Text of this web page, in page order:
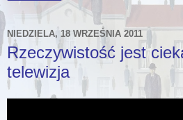
NIEDZIELA, 18 WRZEŚNIA 2011
Rzeczywistość jest
telewizja